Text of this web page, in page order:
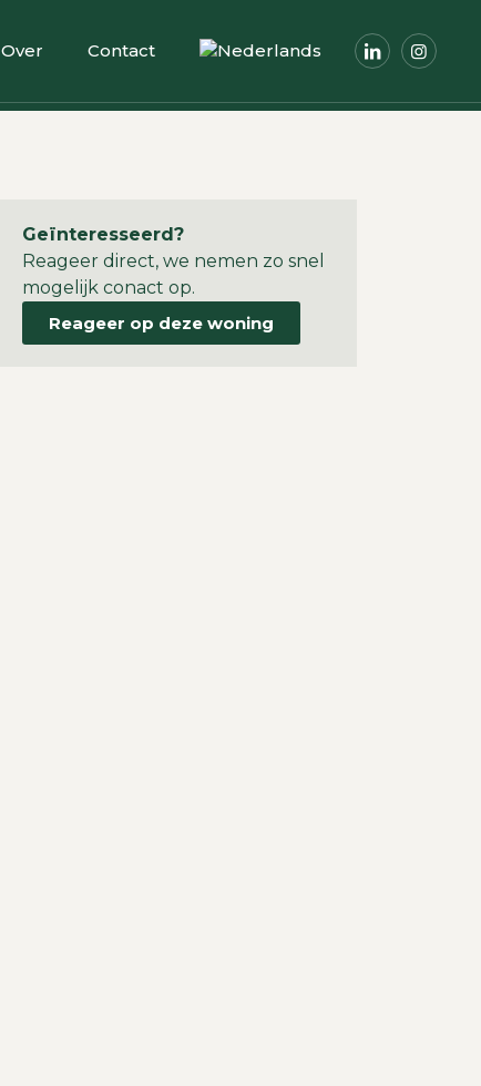
Over Contact
Geïnteresseerd?
Reageer direct, we nemen zo snel
mogelijk conact op.
Reageer op deze woning